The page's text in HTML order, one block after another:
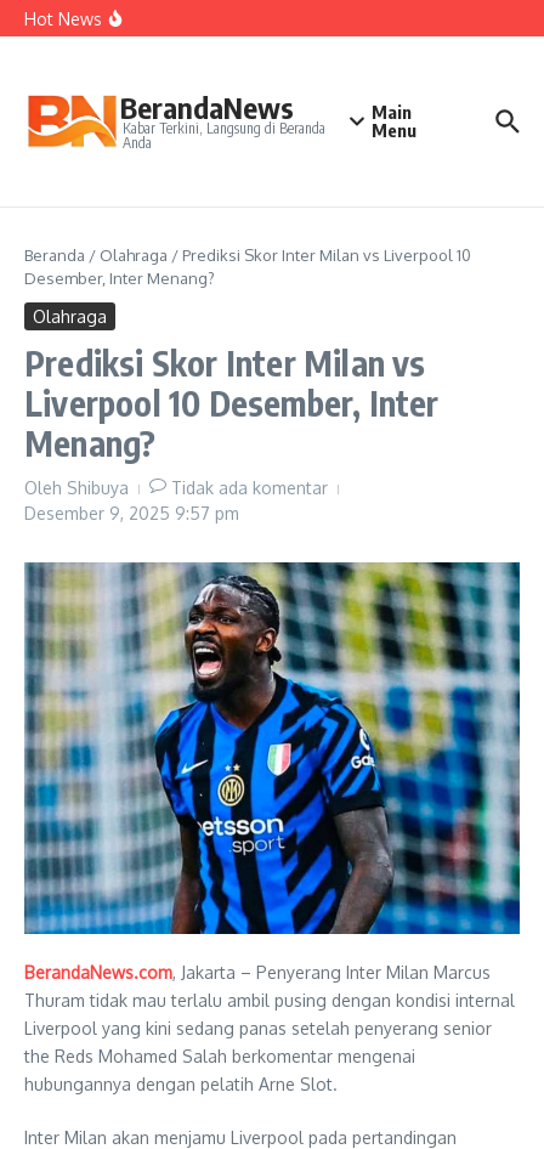
Lewati ke konten
Hot News
Games 2026
BerandaNews
Kabar Terkini, Langsung di Beranda
Anda
Main
Menu
Beranda / Olahraga / Prediksi Skor Inter Milan vs Liverpool 10
Desember, Inter Menang?
Olahraga
Prediksi Skor Inter Milan vs
Liverpool 10 Desember, Inter
Menang?
Oleh Shibuya
Tidak ada komentar
Desember 9, 2025 9:57 pm
BerandaNews.com, Jakarta – Penyerang Inter Milan Marcus
Thuram tidak mau terlalu ambil pusing dengan kondisi internal
Liverpool yang kini sedang panas setelah penyerang senior
the Reds Mohamed Salah berkomentar mengenai
hubungannya dengan pelatih Arne Slot.
Inter Milan akan menjamu Liverpool pada pertandingan